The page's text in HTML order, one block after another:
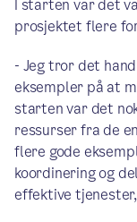
I starten var det
prosjektet flere
- Jeg tror det
eksempler på at
starten var det
ressurser fra de
flere gode
koordinering og
effektive